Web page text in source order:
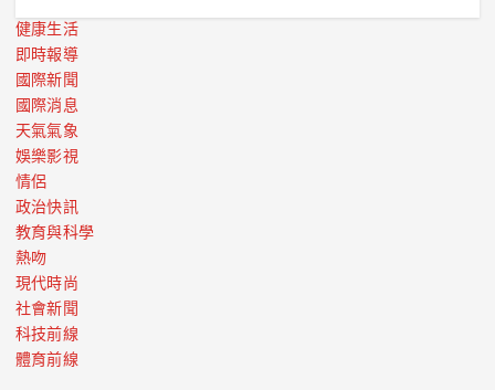
健康生活
即時報導
國際新聞
國際消息
天氣氣象
娛樂影視
情侶
政治快訊
教育與科學
熱吻
現代時尚
社會新聞
科技前線
體育前線